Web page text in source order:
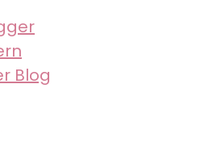
Blog